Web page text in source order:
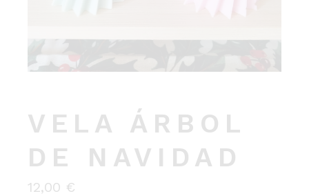
VELA ÁRBOL
DE NAVIDAD
12,00 €